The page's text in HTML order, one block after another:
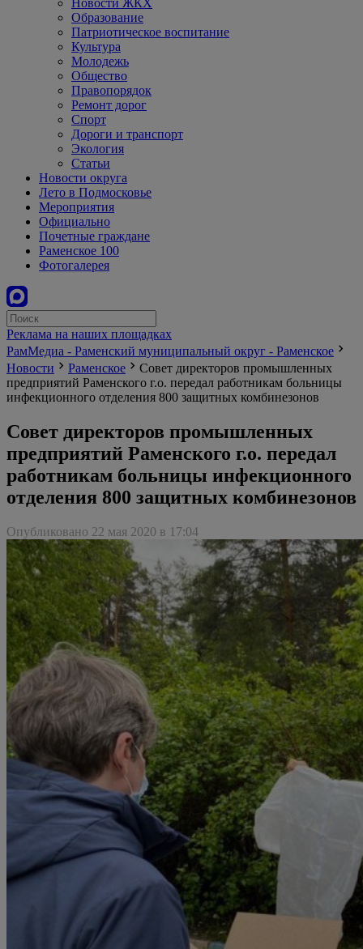
Новости ЖКХ
Образование
Патриотическое воспитание
Культура
Молодежь
Общество
Правопорядок
Ремонт дорог
Спорт
Дороги и транспорт
Экология
Статьи
Новости округа
Лето в Подмосковье
Мероприятия
Официально
Почетные граждане
Раменское 100
Фотогалерея
Реклама на наших площадках
РамМедиа - Раменский муниципальный округ - Раменское
Новости
Раменское
Совет директоров промышленных
предприятий Раменского г.о. передал работникам больницы
инфекционного отделения 800 защитных комбинезонов
Совет директоров промышленных
предприятий Раменского г.о. передал
работникам больницы инфекционного
отделения 800 защитных комбинезонов
Опубликовано 22 мая 2020 в 17:04